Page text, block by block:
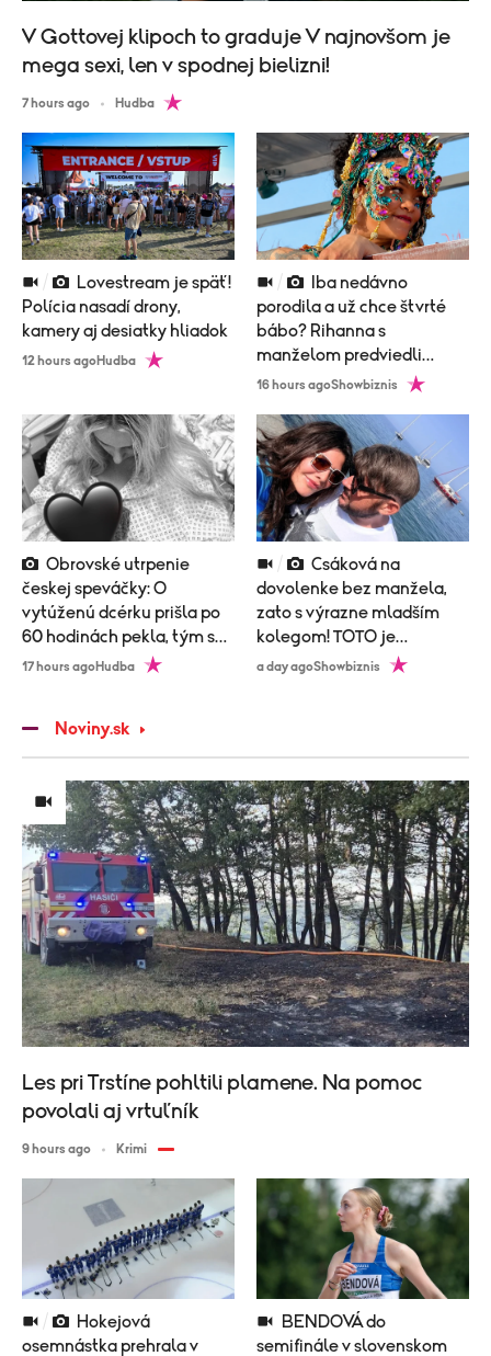
V Gottovej klipoch to graduje V najnovšom je
mega sexi, len v spodnej bielizni!
7 hours ago Hudba
Polícia nasadí drony,
kamery aj desiatky hliadok
12 hours agoHudba
porodila a už chce štvrté
bábo? Rihanna s
manželom predviedli
poriadne nemravný tanec!
16 hours agoShowbiznis
českej speváčky: O
vytúženú dcérku prišla po
60 hodinách pekla, tým sa
to neskončilo
17 hours agoHudba
dovolenke bez manžela,
zato s výrazne mladším
kolegom! TOTO je
vysvetlenie!
a day agoShowbiznis
Noviny.sk
osemnástka prehrala v
semifinále v slovenskom
Les pri Trstíne pohltili plamene. Na pomoc
povolali aj vrtuľník
9 hours ago Krimi